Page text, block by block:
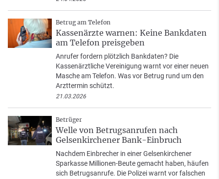
Betrug am Telefon
Kassenärzte warnen: Keine Bankdaten
am Telefon preisgeben
Anrufer fordern plötzlich Bankdaten? Die
Kassenärztliche Vereinigung warnt vor einer neuen
Masche am Telefon. Was vor Betrug rund um den
Arzttermin schützt.
21.03.2026
Betrüger
Welle von Betrugsanrufen nach
Gelsenkirchener Bank-Einbruch
Nachdem Einbrecher in einer Gelsenkirchener
Sparkasse Millionen-Beute gemacht haben, häufen
sich Betrugsanrufe. Die Polizei warnt vor falschen